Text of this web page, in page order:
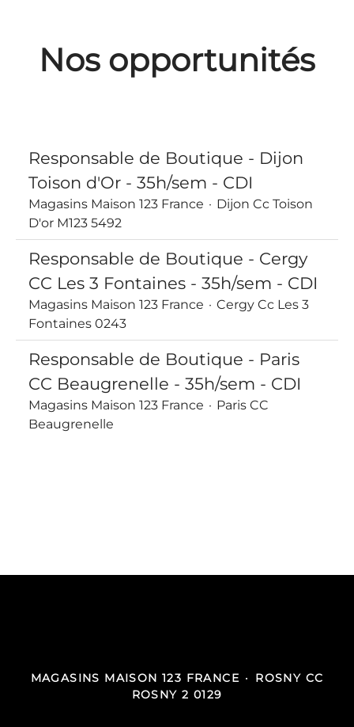
Nos opportunités
Responsable de Boutique - Dijon
Toison d'Or - 35h/sem - CDI
Magasins Maison 123 France · Dijon Cc Toison
D'or M123 5492
Responsable de Boutique - Cergy
CC Les 3 Fontaines - 35h/sem - CDI
Magasins Maison 123 France · Cergy Cc Les 3
Fontaines 0243
Responsable de Boutique - Paris
CC Beaugrenelle - 35h/sem - CDI
Magasins Maison 123 France · Paris CC
Beaugrenelle
MAGASINS MAISON 123 FRANCE ·
ROSNY CC
ROSNY 2 0129